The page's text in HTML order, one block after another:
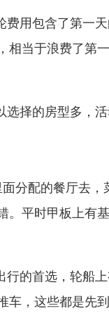
费用包含了第一
相当于浪费了第
选择的房型多，
分配的餐厅去，
。平时甲板上有
的首选，轮船
车，这些都是先